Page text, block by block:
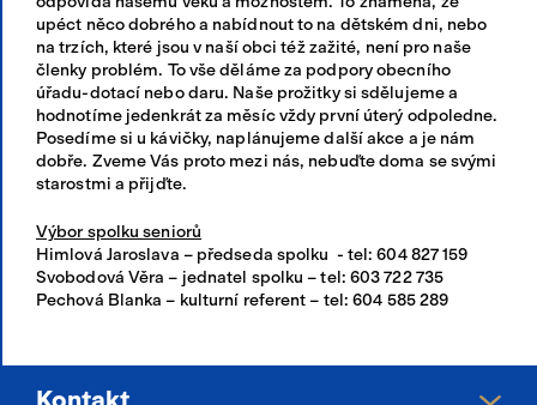
upéct něco dobrého a nabídnout to na dětském dni, nebo
na trzích, které jsou v naší obci též zažité, není pro naše
členky problém. To vše děláme za podpory obecního
úřadu-dotací nebo daru. Naše prožitky si sdělujeme a
hodnotíme jedenkrát za měsíc vždy první úterý odpoledne.
Posedíme si u kávičky, naplánujeme další akce a je nám
dobře. Zveme Vás proto mezi nás, nebuďte doma se svými
starostmi a přijďte.
Výbor spolku seniorů
Himlová Jaroslava – předseda spolku - tel: 604 827 159
Svobodová Věra – jednatel spolku – tel: 603 722 735
Pechová Blanka – kulturní referent – tel: 604 585 289